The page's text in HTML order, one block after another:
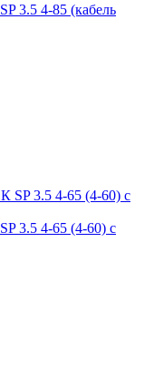
3.5 4-85 (кабель
3.5 4-65 (4-60) с